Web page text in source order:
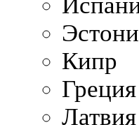
Кипр
Греция
Латвия